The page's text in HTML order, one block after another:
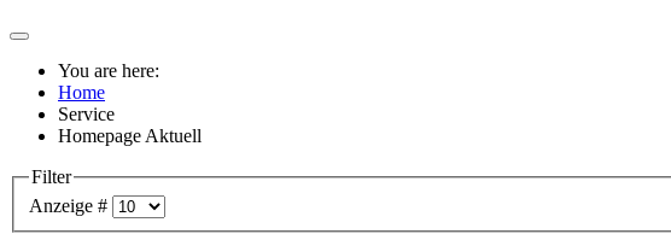
You are here:
Home
Service
Homepage Aktuell
Filter
Anzeige #